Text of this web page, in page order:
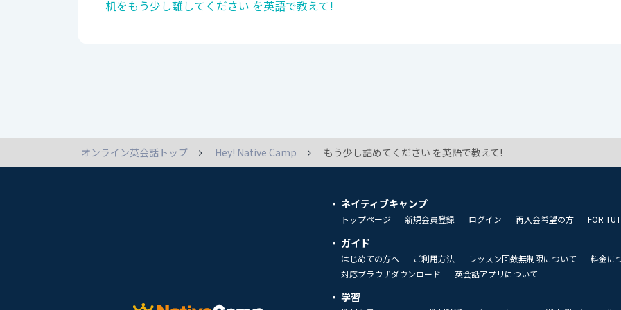
机をもう少し離してください を英語で教えて!
オンライン英会話トップ Hey! Native Camp もう少し詰めてください を英語で教えて!
ネイティブキャンプ
トップページ 新規会員登録 ログイン 再入会希望の方 FOR
ガイド
はじめての方へ ご利用方法 レッスン回数無制限について 料金に
対応ブラウザダウンロード
英会話アプリについて
学習